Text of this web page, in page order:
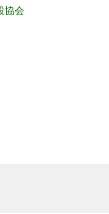
協会